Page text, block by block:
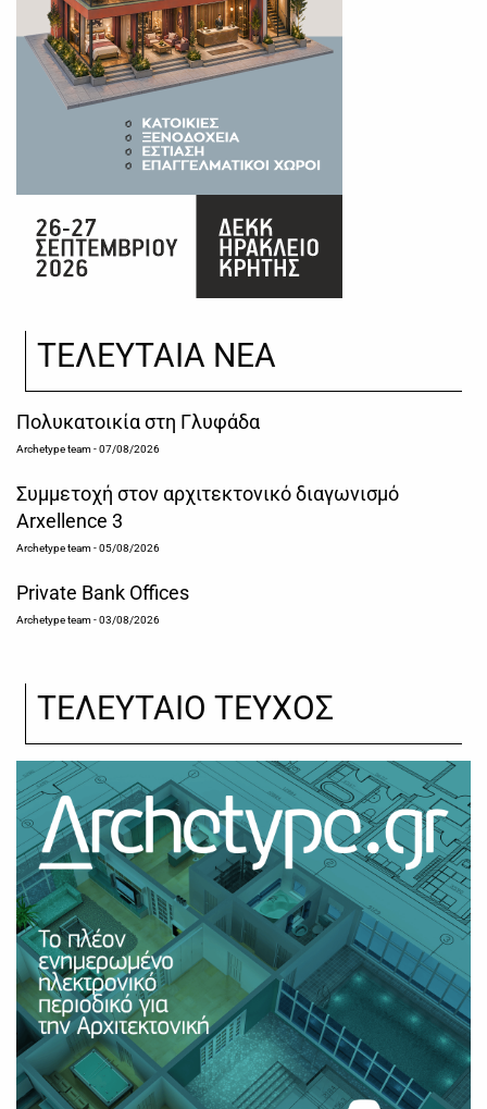
ΤΕΛΕΥΤΑΙΑ ΝΕΑ
Πολυκατοικία στη Γλυφάδα
Archetype team- 07/08/2026
Συμμετοχή στον αρχιτεκτονικό διαγωνισμό
Arxellence 3
Archetype team- 05/08/2026
Private Bank Offices
Archetype team- 03/08/2026
ΤΕΛΕΥΤΑΙΟ ΤΕΥΧΟΣ